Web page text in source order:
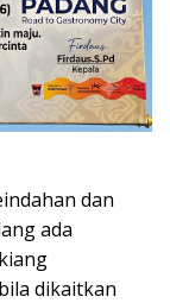
dan
ada
dikaitkan